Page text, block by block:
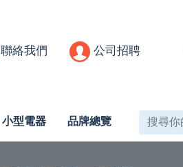
聯絡我們 公司招聘
小型電器 品牌總覽